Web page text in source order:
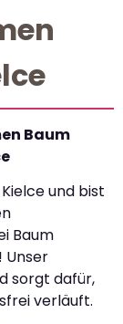
Baum
und bist
Baum
Unser
sorgt dafür,
verläuft.